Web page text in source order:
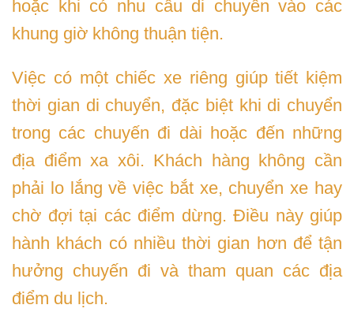
hoặc khi có nhu cầu di chuyển vào các
khung giờ không thuận tiện.
Việc có một chiếc xe riêng giúp tiết kiệm
thời gian di chuyển, đặc biệt khi di chuyển
trong các chuyến đi dài hoặc đến những
địa điểm xa xôi. Khách hàng không cần
phải lo lắng về việc bắt xe, chuyển xe hay
chờ đợi tại các điểm dừng. Điều này giúp
hành khách có nhiều thời gian hơn để tận
hưởng chuyến đi và tham quan các địa
điểm du lịch.